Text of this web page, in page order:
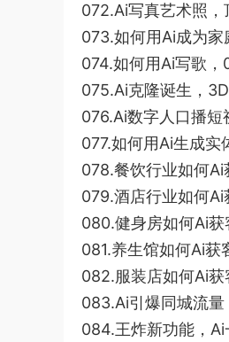
072.Ai写真艺术照
073.如何用Ai成为
074.如何用Ai写歌
075.Ai克隆诞生，
076.Ai数字人口播
077.如何用Ai生成
078.餐饮行业如何
079.酒店行业如何
080.健身房如何Ai
081.养生馆如何Ai获
082.服装店如何Ai
083.Ai引爆同城流
084.王炸新功能，